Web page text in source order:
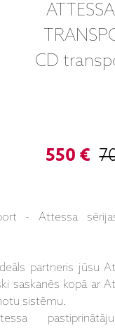
CD
550 €
- Attessa
partneris jūsu
saskanēs kopā ar
sistēmu.